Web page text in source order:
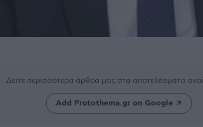
Δείτε περισσότερα άρθρα μας στα αποτελέσματα
Add Protothema.gr on Google